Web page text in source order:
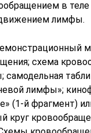
в теле
лимфы.
схема
лимфы»;
(1-й фрагмент)
круг